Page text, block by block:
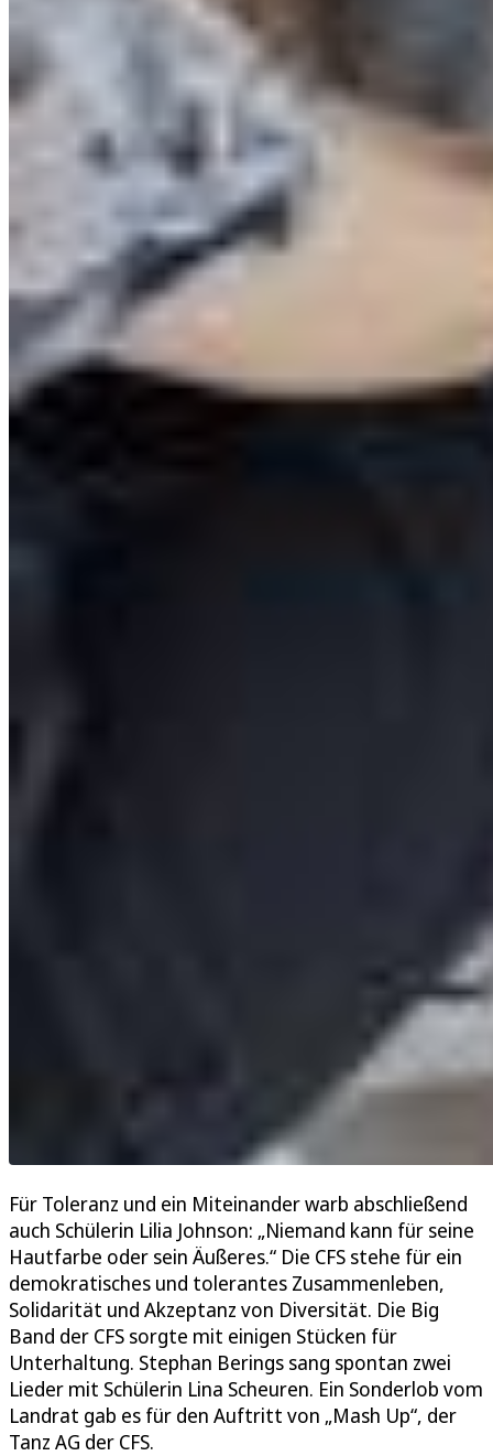
Für Toleranz und ein Miteinander warb abschließend
auch Schülerin Lilia Johnson: „Niemand kann für seine
Hautfarbe oder sein Äußeres.“ Die CFS stehe für ein
demokratisches und tolerantes Zusammenleben,
Solidarität und Akzeptanz von Diversität. Die Big
Band der CFS sorgte mit einigen Stücken für
Unterhaltung. Stephan Berings sang spontan zwei
Lieder mit Schülerin Lina Scheuren. Ein Sonderlob vom
Landrat gab es für den Auftritt von „Mash Up“, der
Tanz AG der CFS.